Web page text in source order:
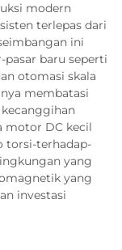
modern
terlepas dari
ini
baru seperti
otomasi skala
membatasi
motor DC kecil
torsi-terhadap-
yang
yang
investasi